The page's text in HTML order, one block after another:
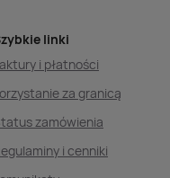
linki
i płatności
za granicą
zamówienia
i cenniki